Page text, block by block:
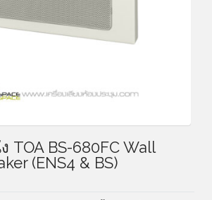
TOA BS-680FC Wall
(ENS4 & BS)